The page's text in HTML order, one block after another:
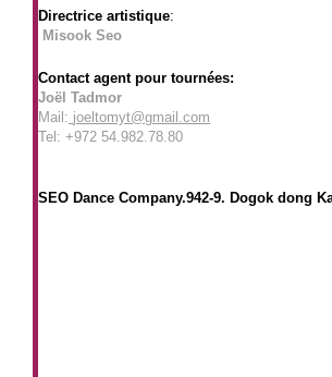
Directrice artistique:
​ Misook Seo
Contact agent pour tournées:
Joël Tadmor
​Mail: joeltomyt@gmail.com
Tel: +972 54.982.78.80
SEO Dance Company.942-9. Dogok dong